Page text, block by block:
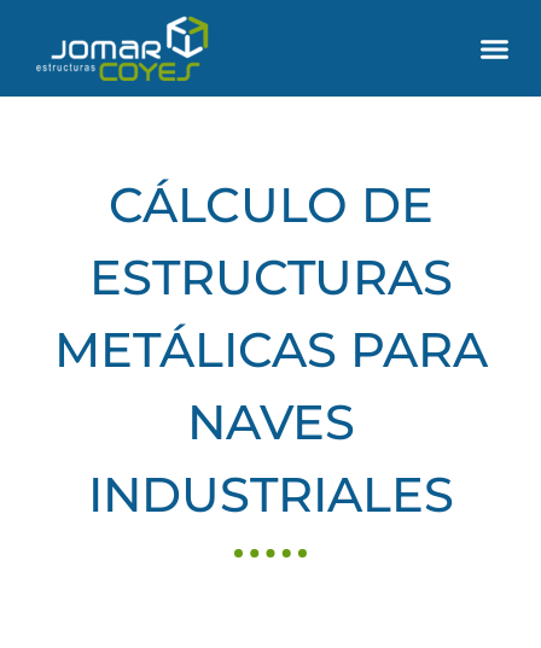
CÁLCULO DE
ESTRUCTURAS
METÁLICAS PARA
NAVES
INDUSTRIALES